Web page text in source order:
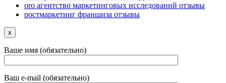
oro агентство маркетинговых исследований отзывы
ростмаркетинг франшиза отзывы
x
Ваше имя (обязательно)
Ваш e-mail (обязательно)